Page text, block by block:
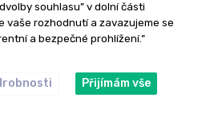
souhlasu” v dolní části
vaše rozhodnutí a zavazujeme se
a bezpečné prohlížení.”
Přijímám vše